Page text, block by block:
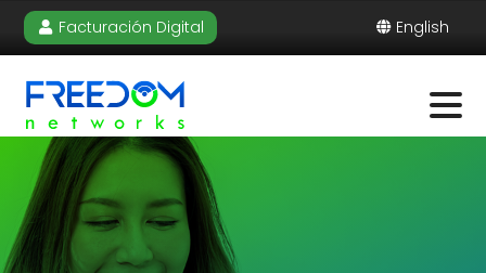
Facturación Digital English